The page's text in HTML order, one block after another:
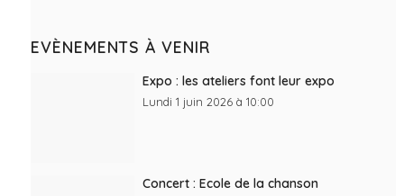
EVÈNEMENTS À VENIR
Expo : les ateliers font leur expo
Lundi 1 juin 2026 à 10:00
Concert : Ecole de la chanson